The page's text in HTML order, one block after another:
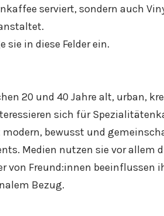
serviert, sondern auch
in diese Felder ein.
20 und 40 Jahre alt, urban,
sich für
bewusst und
Medien nutzen sie vor allem
von Freund:innen
Bezug.